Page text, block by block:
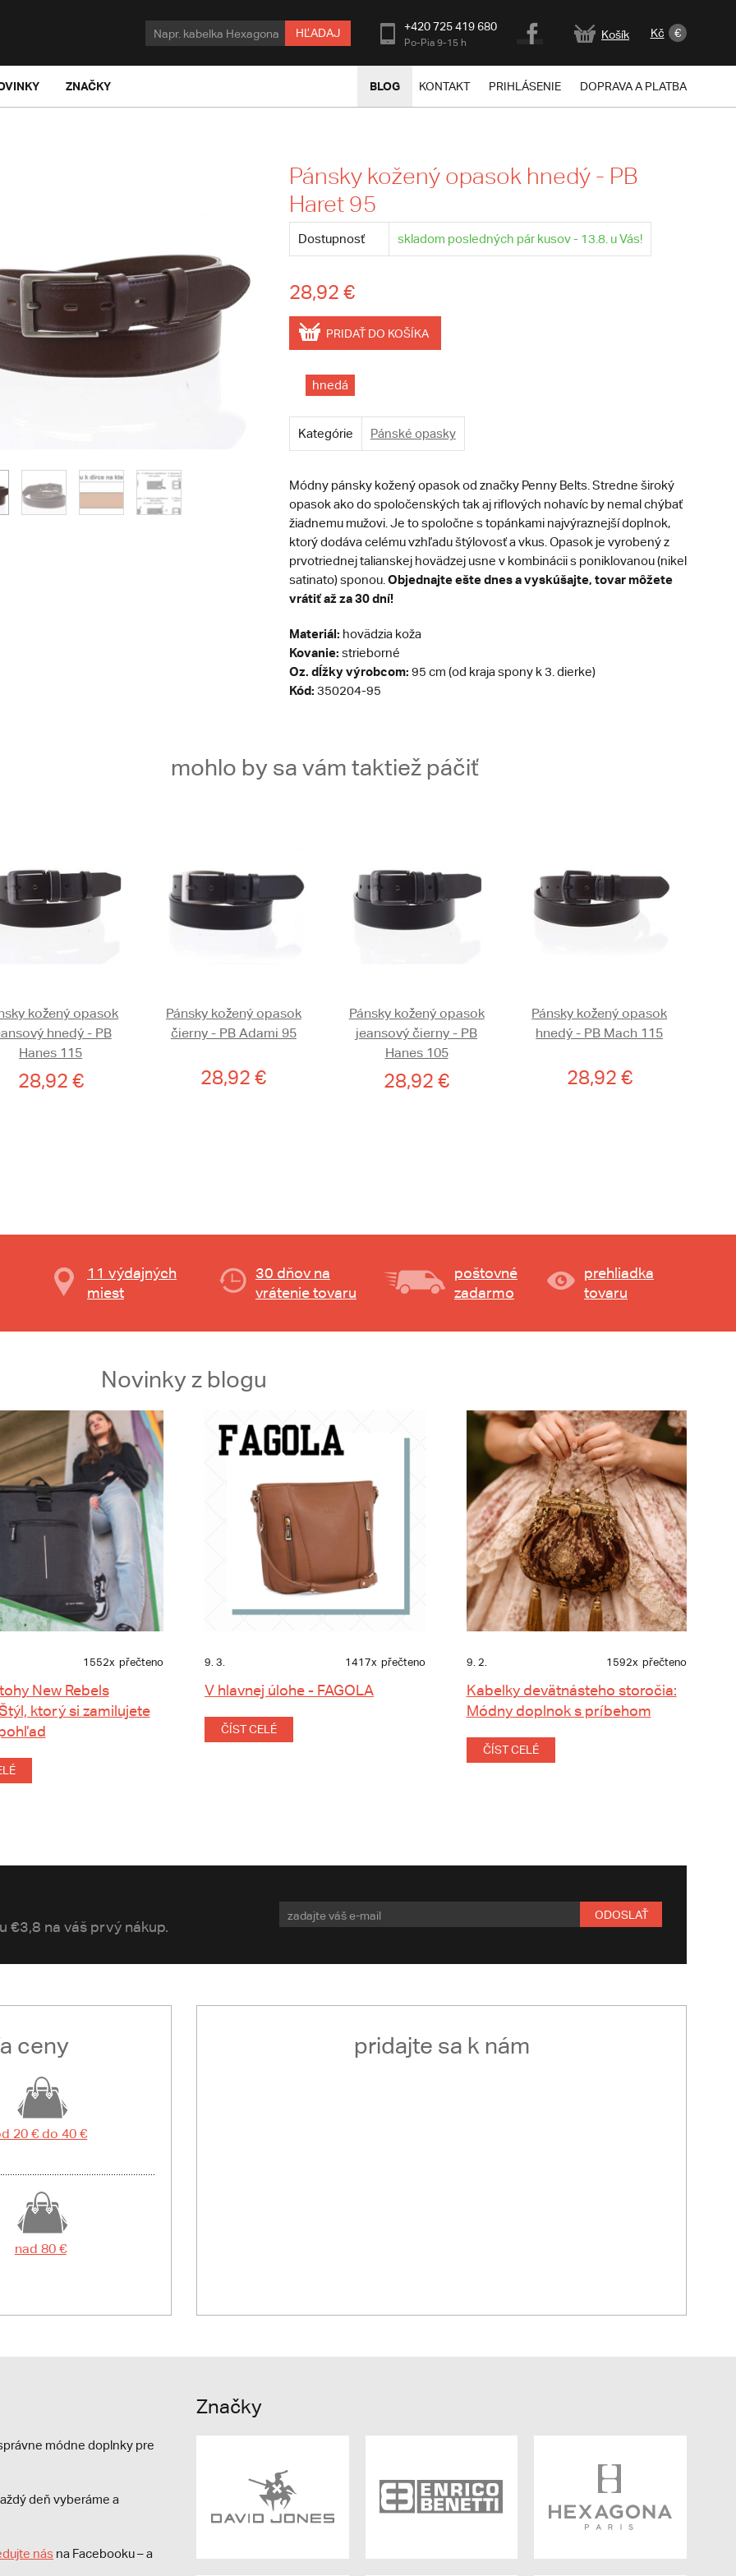
HĽADAJ +420 725 419 680
Po-Pia 9-15 h
Košík Kč €
ZNAČKY BLOG KONTAKT PRIHLÁSENIE DOPRAVA A PLATBA
Pánsky kožený opasok hnedý - PB
Haret 95
Dostupnosť skladom posledných pár kusov - 13.8. u Vás!
28,92 €
PRIDAŤ DO KOŠÍKA
hnedá
Kategórie Pánské opasky
Módny pánsky kožený opasok od značky Penny Belts. Stredne široký
opasok ako do spoločenských tak aj riflových nohavíc by nemal chýbať
žiadnemu mužovi. Je to spoločne s topánkami najvýraznejší doplnok,
ktorý dodáva celému vzhľadu štýlovosť a vkus. Opasok je vyrobený z
prvotriednej talianskej hovädzej usne v kombinácii s poniklovanou (nikel
satinato) sponou. Objednajte ešte dnes a vyskúšajte, tovar môžete
vrátiť až za 30 dní!
Materiál: hovädzia koža
Kovanie: strieborné
Oz. dĺžky výrobcom: 95 cm (od kraja spony k 3. dierke)
Kód: 350204-95
mohlo by sa vám taktiež páčiť
kožený opasok
hnedý - PB
Hanes 115
28,92 €
Pánsky kožený opasok
čierny - PB Adami 95
28,92 €
Pánsky kožený opasok
jeansový čierny - PB
Hanes 105
28,92 €
Pánsky kožený opasok
hnedý - PB Mach 115
28,92 €
11 výdajných
miest
30 dňov na
vrátenie tovaru
poštovné
zadarmo
prehliadka
tovaru
Novinky z blogu
1552x přečteno
New Rebels
ktorý si zamilujete
9. 3. 1417x přečteno
V hlavnej úlohe - FAGOLA
ČÍST CELÉ
9. 2. 1592x přečteno
Kabelky devätnásteho storočia:
Módny doplnok s príbehom
ČÍST CELÉ
€3,8 na váš prvý nákup.
ODOSLAŤ
ceny
20 € do 40 €
nad 80 €
pridajte sa k nám
módne doplnky pre
deň vyberáme a
nás na Facebooku – a
Značky